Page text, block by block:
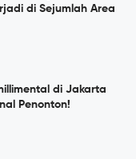
di Sejumlah Area
di Jakarta
Penonton!